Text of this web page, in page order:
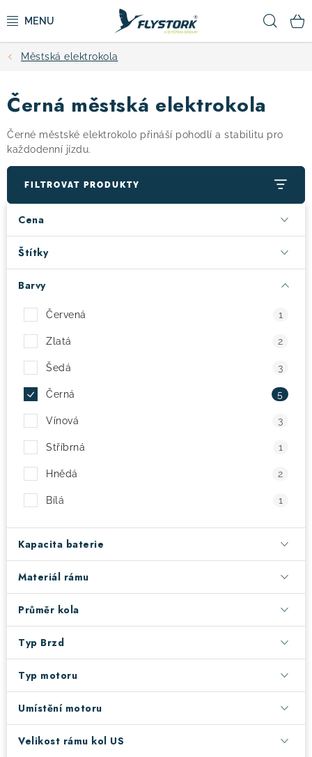
na
CYKLISTIKA
ZIMNÍ SPORTY
KOLOBĚŽKY
OBLEČENÍ A BOTY
DOPLŇKY
CAMPING
! Akce ! Obchodní podmínky
Moje objednávka
Městská elektrokola
Černá městská elektrokola
Černé městské elektrokolo přináší pohodlí a stabilitu pro
každodenní jízdu.
FILTROVAT PRODUKTY
Cena
Štítky
Barvy
Červená 1
Zlatá 2
Šedá 3
Černá 5
Vínová 3
Stříbrná 1
Hnědá 2
Bílá 1
Kapacita baterie
Materiál rámu
Průměr kola
Typ Brzd
Typ motoru
Umístění motoru
Velikost rámu kol US